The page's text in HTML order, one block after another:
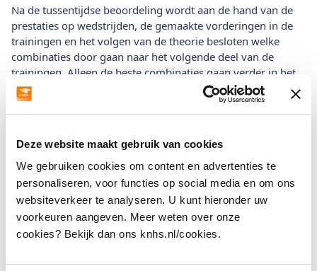
Deze website maakt gebruik van cookies
We gebruiken cookies om content en advertenties te
personaliseren, voor functies op social media en om ons
websiteverkeer te analyseren. U kunt hieronder uw
voorkeuren aangeven. Meer weten over onze
cookies? Bekijk dan ons knhs.nl/cookies.
Na de tussentijdse beoordeling wordt aan de hand van de
prestaties op wedstrijden, de gemaakte vorderingen in de
trainingen en het volgen van de theorie besloten welke
combinaties door gaan naar het volgende deel van de
trainingen. Alleen de beste combinaties gaan verder in het
plan en ontvangen extra trainingen. Behoor jij tot de meest
talentvolle combinaties van Nederland? Dan zien de coaches
je graag op de KNHS Talentendag!
Springen
Tijdens de KNHS Talentendag rijd je een parcours onder het
toeziend oog van de KNHS-bondscoaches. Zij kijken mee
naar hoe je je parcours rijdt en geven je na afloop gelijk een
terugkoppeling op hoe het ging. Daarna ga je terug naar het
losrijterrein en ga je op de aangegeven punten door
oefenen. De aanwezige trainer uit het KNHS